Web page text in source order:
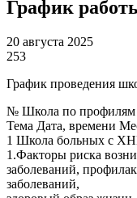
График
20 августа 2025
253
График проведения
№ Школа по профилям
Тема Дата, времени
1 Школа больных с
1.Факторы риска
заболеваний,
заболеваний,